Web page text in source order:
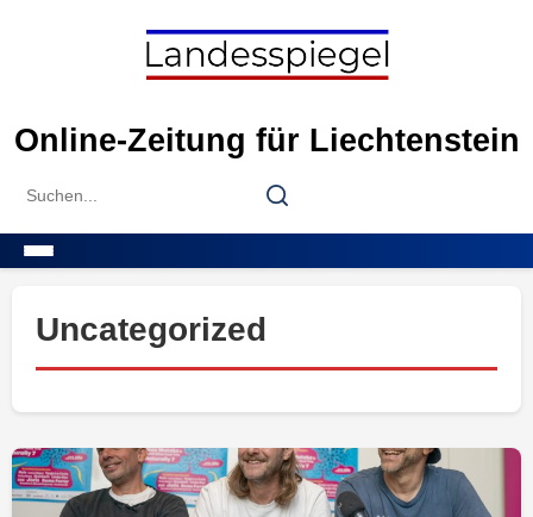
Online-Zeitung für Liechtenstein
Search
Search
Uncategorized